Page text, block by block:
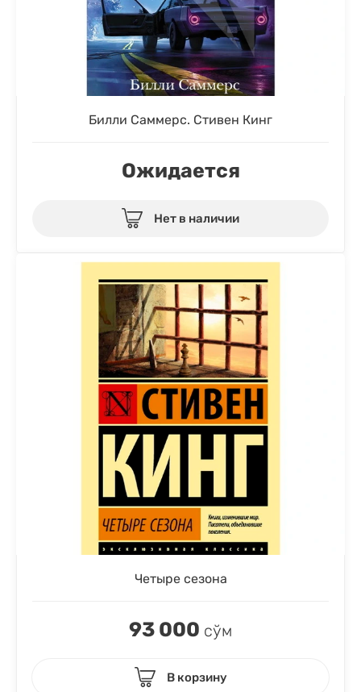
Билли Саммерс. Стивен Кинг
Ожидается
Нет в наличии
Четыре сезона
93 000 сўм
В корзину